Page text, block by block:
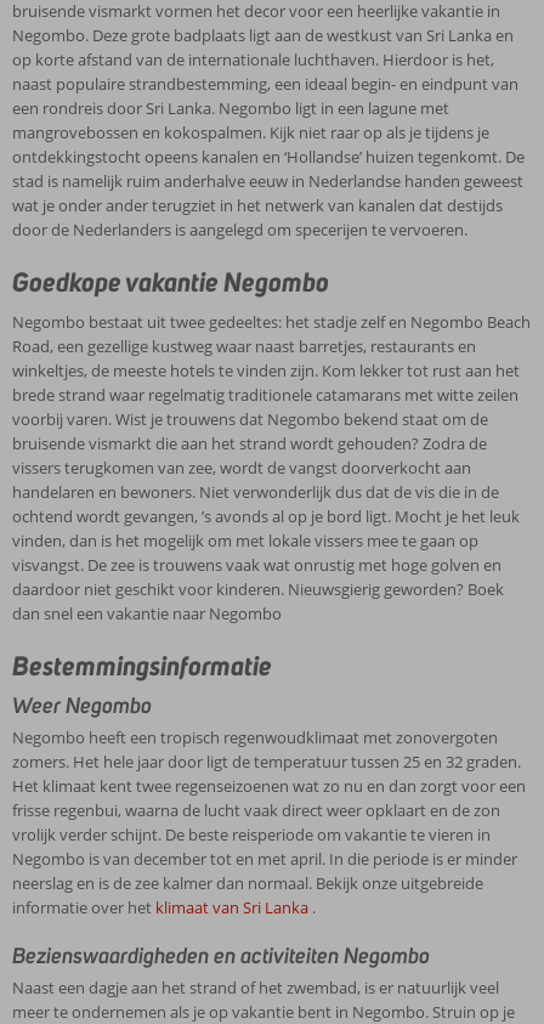
meezit vogels, watervaranen en zelfs krokodillen kunt spotten.
Nieuwsgierig geworden? Boek dan snel je vakantie naar Negombo
en beleef een heerlijke tijd.
bruisende vismarkt vormen het decor voor een heerlijke vakantie in
Negombo. Deze grote badplaats ligt aan de westkust van Sri Lanka en
op korte afstand van de internationale luchthaven. Hierdoor is het,
naast populaire strandbestemming, een ideaal begin- en eindpunt van
een rondreis door Sri Lanka. Negombo ligt in een lagune met
mangrovebossen en kokospalmen. Kijk niet raar op als je tijdens je
ontdekkingstocht opeens kanalen en ‘Hollandse’ huizen tegenkomt. De
stad is namelijk ruim anderhalve eeuw in Nederlandse handen geweest
wat je onder ander terugziet in het netwerk van kanalen dat destijds
door de Nederlanders is aangelegd om specerijen te vervoeren.
Goedkope vakantie Negombo
Negombo bestaat uit twee gedeeltes: het stadje zelf en Negombo Beach
Road, een gezellige kustweg waar naast barretjes, restaurants en
winkeltjes, de meeste hotels te vinden zijn. Kom lekker tot rust aan het
brede strand waar regelmatig traditionele catamarans met witte zeilen
voorbij varen. Wist je trouwens dat Negombo bekend staat om de
bruisende vismarkt die aan het strand wordt gehouden? Zodra de
vissers terugkomen van zee, wordt de vangst doorverkocht aan
handelaren en bewoners. Niet verwonderlijk dus dat de vis die in de
ochtend wordt gevangen, ’s avonds al op je bord ligt. Mocht je het leuk
vinden, dan is het mogelijk om met lokale vissers mee te gaan op
visvangst. De zee is trouwens vaak wat onrustig met hoge golven en
daardoor niet geschikt voor kinderen. Nieuwsgierig geworden? Boek
dan snel een vakantie naar Negombo
Bestemmingsinformatie
Weer Negombo
Negombo heeft een tropisch regenwoudklimaat met zonovergoten
zomers. Het hele jaar door ligt de temperatuur tussen 25 en 32 graden.
Het klimaat kent twee regenseizoenen wat zo nu en dan zorgt voor een
frisse regenbui, waarna de lucht vaak direct weer opklaart en de zon
vrolijk verder schijnt. De beste reisperiode om vakantie te vieren in
Negombo is van december tot en met april. In die periode is er minder
neerslag en is de zee kalmer dan normaal. Bekijk onze uitgebreide
informatie over het klimaat van Sri Lanka .
Bezienswaardigheden en activiteiten Negombo
Naast een dagje aan het strand of het zwembad, is er natuurlijk veel
meer te ondernemen als je op vakantie bent in Negombo. Struin op je